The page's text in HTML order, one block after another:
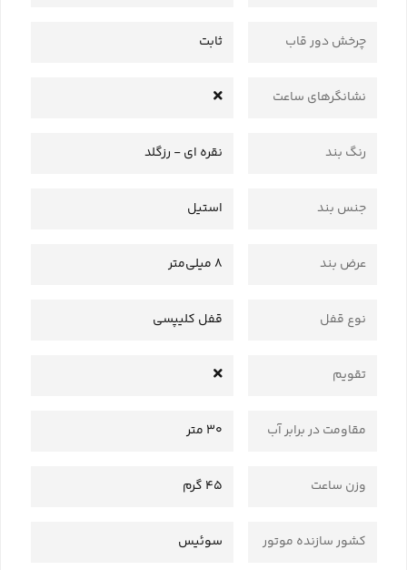
چرخش دور قاب ثابت
نشانگرهای ساعت
رنگ بند نقره ای - رزگلد
جنس بند استیل
عرض بند 8 میلی‌متر
نوع قفل قفل کلیپسی
تقویم
مقاومت در برابر آب 30 متر
وزن ساعت 45 گرم
کشور سازنده موتور سوئیس